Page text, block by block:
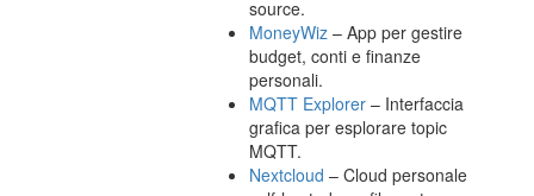
source.
MoneyWiz – App per gestire
budget, conti e finanze
personali.
MQTT Explorer – Interfaccia
grafica per esplorare topic
MQTT.
Nextcloud – Cloud personale